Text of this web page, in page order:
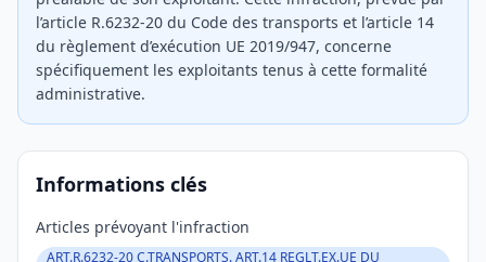
l’article R.6232-20 du Code des transports et l’article 14
du règlement d’exécution UE 2019/947, concerne
spécifiquement les exploitants tenus à cette formalité
administrative.
Informations clés
Articles prévoyant l'infraction
ART.R.6232-20 C.TRANSPORTS. ART.14 REGLT.EX.UE DU